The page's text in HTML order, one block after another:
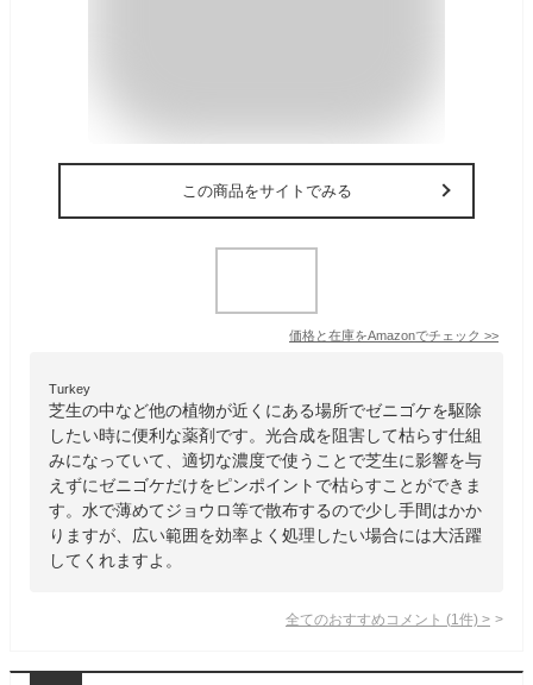
この商品をサイトでみる
価格と在庫をAmazonでチェック >>
Turkey
芝生の中など他の植物が近くにある場所でゼニゴケを駆除
したい時に便利な薬剤です。光合成を阻害して枯らす仕組
みになっていて、適切な濃度で使うことで芝生に影響を与
えずにゼニゴケだけをピンポイントで枯らすことができま
す。水で薄めてジョウロ等で散布するので少し手間はかか
りますが、広い範囲を効率よく処理したい場合には大活躍
してくれますよ。
全てのおすすめコメント (1 件) >